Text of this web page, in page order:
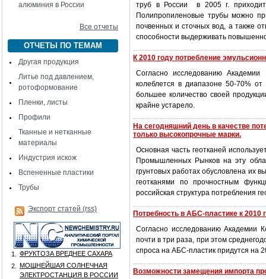
алюминия в России
Все отчеты
ОТЧЕТЫ ПО ТЕМАМ
Другая продукция
Литье под давлением,
ротоформование
Пленки, листы
Профили
Тканные и нетканные
материалы
Индустрия искож
Вспененные пластики
Трубы
Экспорт статей (rss)
1.
ФРУКТОЗА ВРЕДНЕЕ САХАРА
2.
МОЩНЕЙШАЯ СОЛНЕЧНАЯ
ЭЛЕКТРОСТАНЦИЯ В РОССИИ
труб в России в 2005 г.
Полипропиленовые трубы можно
почвенных и сточных вод, а также
способности выдерживать
К 2010 году потребление
Согласно исследованию
колеблется в диапазоне 50-70%
большее количество своей
крайне устарело.
На сегодняшний день в качестве
только высокопрочные марки.
Основная часть геотканей
Промышленных Рынков на эту
грунтовых работах обусловлена их
геотканями по прочностным
российская структура потребления
Потребность в АБС-пластике к 2010
Согласно исследованию Академии
почти в три раза, при этом
спроса на АБС-пластик придутся на
Возможности замещения импорта